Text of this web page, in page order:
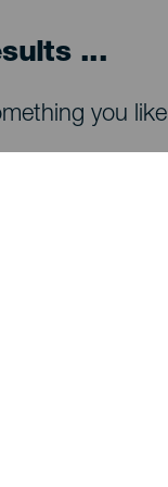
...
you like